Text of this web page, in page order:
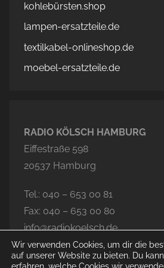
kohlebürsten.shop
lampen-ersatzteile.de
textilkabel-onlineshop.de
moebel-ersatzteile.de
RADIO KÖLSCH HAMBURG
Eiffestraße 598
20537 Hamburg
Tel.: 040 – 653 00 81
Fax: 040 – 653 00 80
info@radiokoelsch.de
Wir verwenden Cookies, um dir die
auf unserer Website zu bieten. Du